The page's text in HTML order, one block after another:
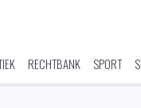
RECHTBANK SPORT